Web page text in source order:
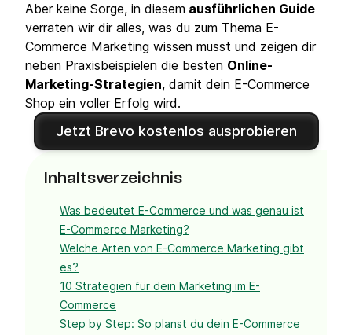
Aber keine Sorge, in diesem ausführlichen Guide
verraten wir dir alles, was du zum Thema E-
Commerce Marketing wissen musst und zeigen dir
neben Praxisbeispielen die besten Online-
Marketing-Strategien, damit dein E-Commerce
Shop ein voller Erfolg wird.
Jetzt Brevo kostenlos ausprobieren
Inhaltsverzeichnis
Was bedeutet E-Commerce und was genau ist
E-Commerce Marketing?
Welche Arten von E-Commerce Marketing gibt
es?
10 Strategien für dein Marketing im E-
Commerce
Step by Step: So planst du dein E-Commerce